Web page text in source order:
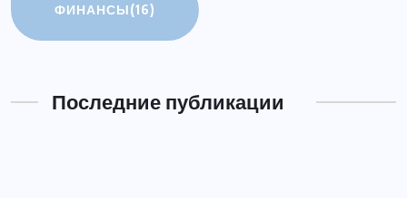
ФИНАНСЫ(16)
Последние публикации